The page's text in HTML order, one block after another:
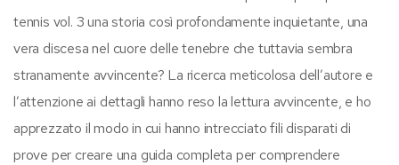
tennis vol. 3 una storia così profondamente inquietante, una
vera discesa nel cuore delle tenebre che tuttavia sembra
stranamente avvincente? La ricerca meticolosa dell’autore e
l’attenzione ai dettagli hanno reso la lettura avvincente, e ho
apprezzato il modo in cui hanno intrecciato fili disparati di
prove per creare una guida completa per comprendere